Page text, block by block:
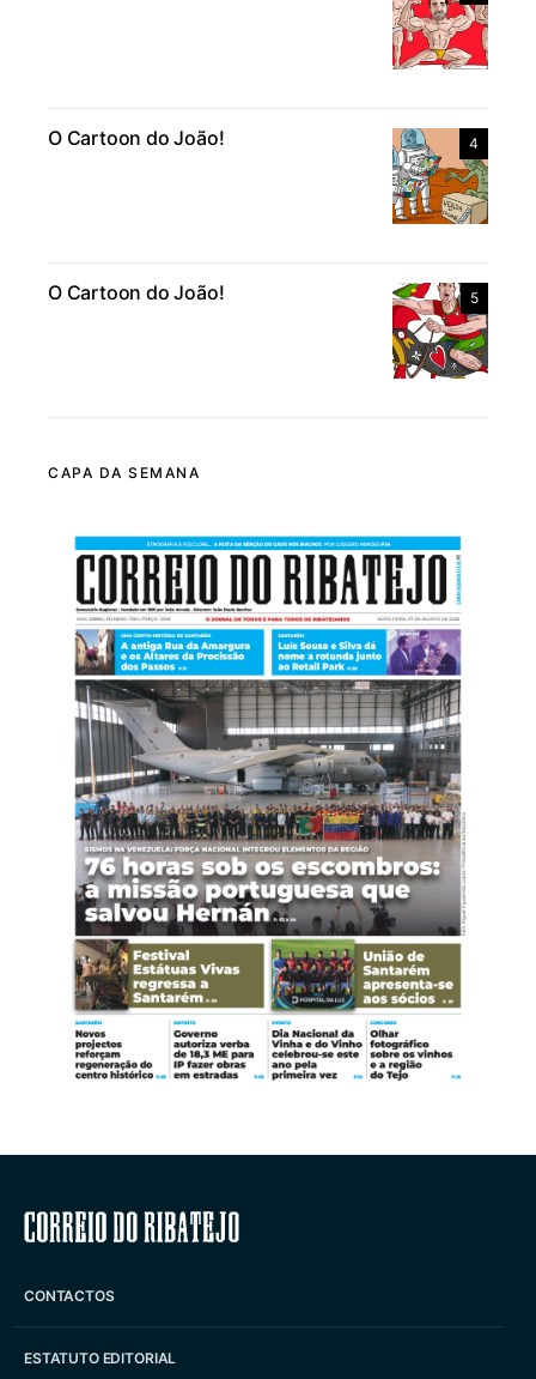
4
O Cartoon do João!
5
O Cartoon do João!
CAPA DA SEMANA
Correio do Ribatejo
CONTACTOS
ESTATUTO EDITORIAL